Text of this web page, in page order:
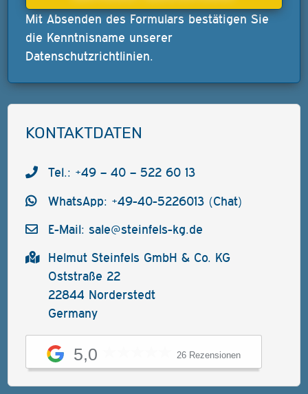
Mit Absenden des Formulars bestätigen Sie
die Kenntnisname unserer
Datenschutzrichtlinien.
KONTAKTDATEN
Tel.: +49 – 40 – 522 60 13
WhatsApp: +49-40-5226013 (Chat)
E-Mail: sale@steinfels-kg.de
Helmut Steinfels GmbH & Co. KG
Oststraße 22
22844 Norderstedt
Germany
5,0 26 Rezensionen